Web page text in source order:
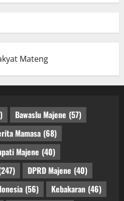
Bawaslu Majene (57)
Mamasa (68)
Majene (40)
DPRD Majene (40)
(56) Kebakaran (46)